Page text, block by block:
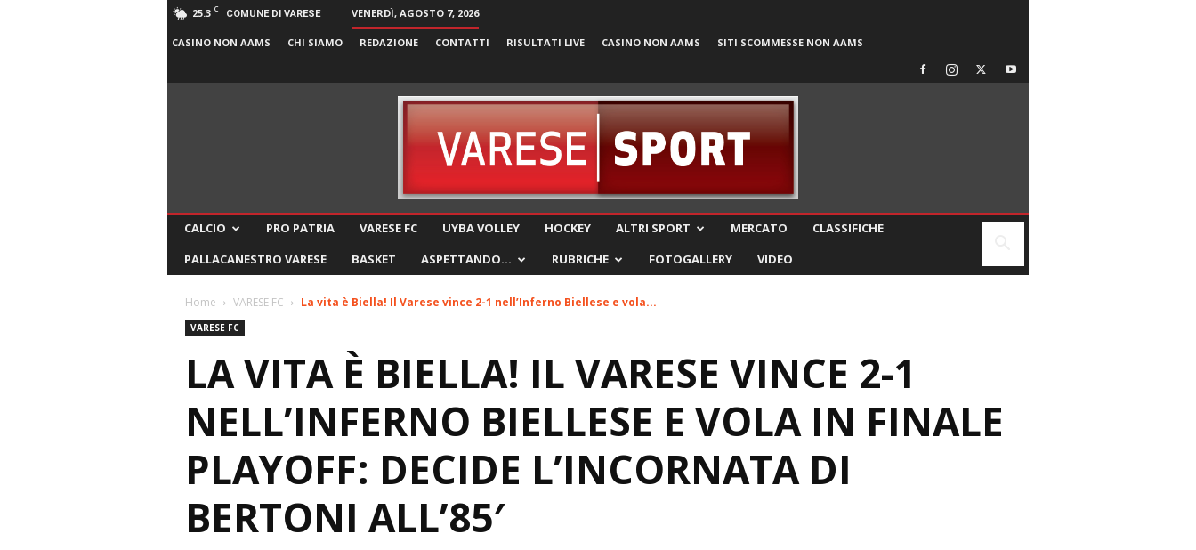
25.3 C COMUNE DI VARESE VENERDÌ, AGOSTO 7, 2026
CASINO NON AAMS CHI SIAMO REDAZIONE CONTATTI RISULTATI LIVE CASINO NON AAMS SITI SCOMMESSE NON AAMS
CALCIO PRO PATRIA VARESE FC UYBA VOLLEY HOCKEY ALTRI SPORT MERCATO
CLASSIFICHE
PALLACANESTRO VARESE
BASKET ASPETTANDO… RUBRICHE FOTOGALLERY VIDEO
Home VARESE FC La vita è Biella! Il Varese vince 2-1 nell’Inferno Biellese e vola...
VARESE FC
LA VITA È BIELLA! IL VARESE VINCE 2-1
NELL’INFERNO BIELLESE E VOLA IN FINALE
PLAYOFF: DECIDE L’INCORNATA DI
BERTONI ALL’85′